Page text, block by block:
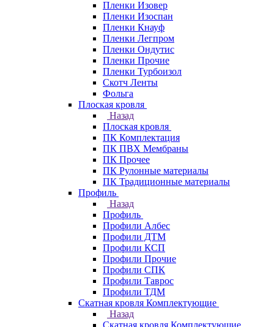
Пленки Изовер
Пленки Изоспан
Пленки Кнауф
Пленки Легпром
Пленки Ондутис
Пленки Прочие
Пленки Турбоизол
Скотч Ленты
Фольга
Плоская кровля
Назад
Плоская кровля
ПК Комплектация
ПК ПВХ Мембраны
ПК Прочее
ПК Рулонные материалы
ПК Традиционные материалы
Профиль
Назад
Профиль
Профили Албес
Профили ДТМ
Профили КСП
Профили Прочие
Профили СПК
Профили Таврос
Профили ТДМ
Скатная кровля Комплектующие
Назад
Скатная кровля Комплектующие